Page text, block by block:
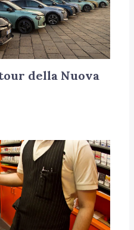
della Nuova